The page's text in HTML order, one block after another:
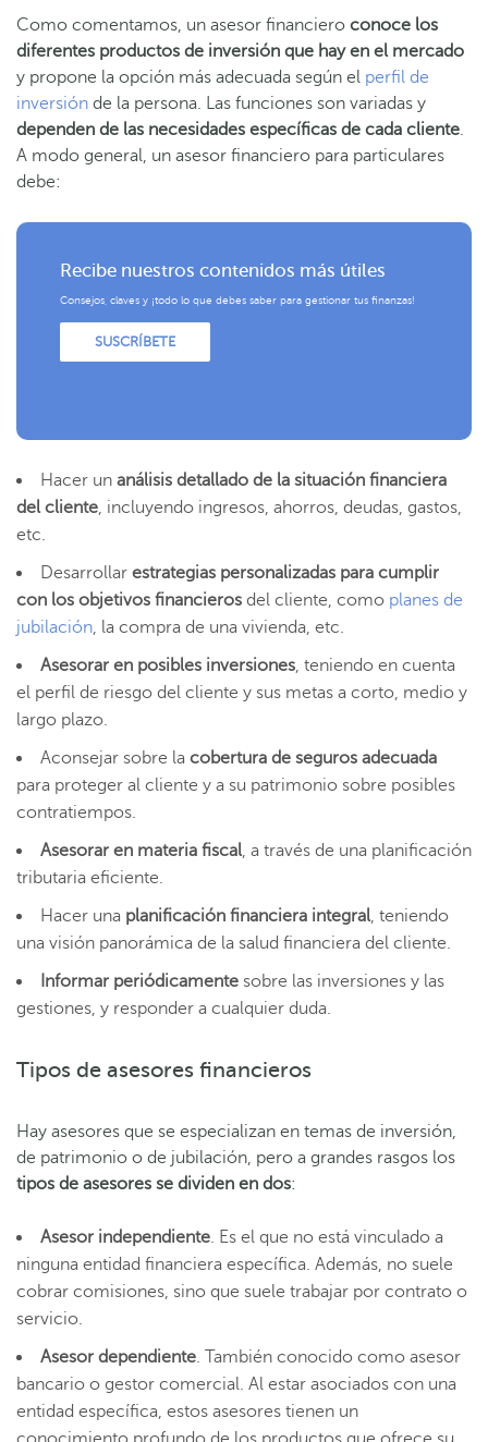
Como comentamos, un asesor financiero conoce los
diferentes productos de inversión que hay en el mercado
y propone la opción más adecuada según el perfil de
inversión de la persona. Las funciones son variadas y
dependen de las necesidades específicas de cada cliente.
A modo general, un asesor financiero para particulares
debe:
Recibe nuestros contenidos más útiles
Consejos, claves y ¡todo lo que debes saber para gestionar tus finanzas!
SUSCRÍBETE
Hacer un análisis detallado de la situación financiera
del cliente, incluyendo ingresos, ahorros, deudas, gastos,
etc.
Desarrollar estrategias personalizadas para cumplir
con los objetivos financieros del cliente, como planes de
jubilación, la compra de una vivienda, etc.
Asesorar en posibles inversiones, teniendo en cuenta
el perfil de riesgo del cliente y sus metas a corto, medio y
largo plazo.
Aconsejar sobre la cobertura de seguros adecuada
para proteger al cliente y a su patrimonio sobre posibles
contratiempos.
Asesorar en materia fiscal, a través de una planificación
tributaria eficiente.
Hacer una planificación financiera integral, teniendo
una visión panorámica de la salud financiera del cliente.
Informar periódicamente sobre las inversiones y las
gestiones, y responder a cualquier duda.
Tipos de asesores financieros
Hay asesores que se especializan en temas de inversión,
de patrimonio o de jubilación, pero a grandes rasgos los
tipos de asesores se dividen en dos:
Asesor independiente. Es el que no está vinculado a
ninguna entidad financiera específica. Además, no suele
cobrar comisiones, sino que suele trabajar por contrato o
servicio.
Asesor dependiente. También conocido como asesor
bancario o gestor comercial. Al estar asociados con una
entidad específica, estos asesores tienen un